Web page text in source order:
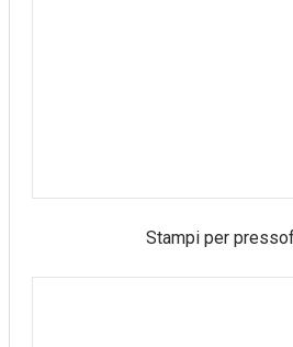
Stampi per